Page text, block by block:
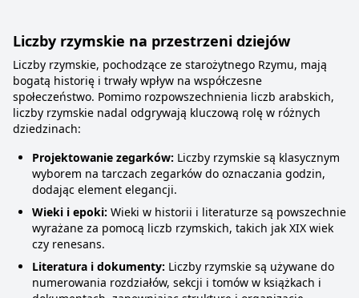
Liczby rzymskie na przestrzeni dziejów
Liczby rzymskie, pochodzące ze starożytnego Rzymu, mają
bogatą historię i trwały wpływ na współczesne
społeczeństwo. Pomimo rozpowszechnienia liczb arabskich,
liczby rzymskie nadal odgrywają kluczową rolę w różnych
dziedzinach:
Projektowanie zegarków: Liczby rzymskie są klasycznym
wyborem na tarczach zegarków do oznaczania godzin,
dodając element elegancji.
Wieki i epoki: Wieki w historii i literaturze są powszechnie
wyrażane za pomocą liczb rzymskich, takich jak XIX wiek
czy renesans.
Literatura i dokumenty: Liczby rzymskie są używane do
numerowania rozdziałów, sekcji i tomów w książkach i